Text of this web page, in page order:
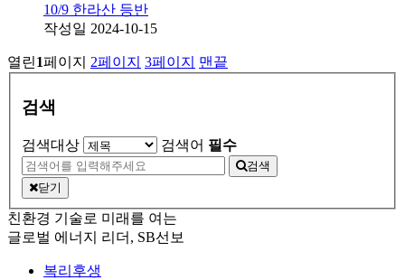
10/9 한라산 등반
작성일 2024-10-15
열린1페이지 2페이지 3페이지 맨끝
검색
검색대상 검색어 필수
검색
닫기
친환경 기술로 미래를 여는
글로벌 에너지 리더, SB선보
복리후생